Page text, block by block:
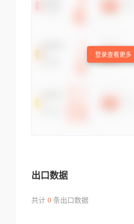
登录查看更多
出口数据
共计 0条出口数据